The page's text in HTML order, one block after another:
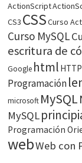
ActionScript
CS3 CSSCurso
Curso MySQL
escritura de
Google html HTTP
Programación
microsoft MySQL
MySQL
Programación
webWeb con